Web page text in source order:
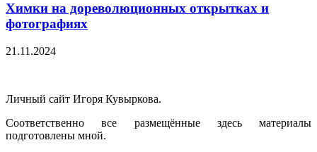
Химки на дореволюционных открытках и
фотографиях
21.11.2024
Личный сайт Игоря Кувыркова.
Соответственно все размещённые здесь материалы
подготовлены мной.